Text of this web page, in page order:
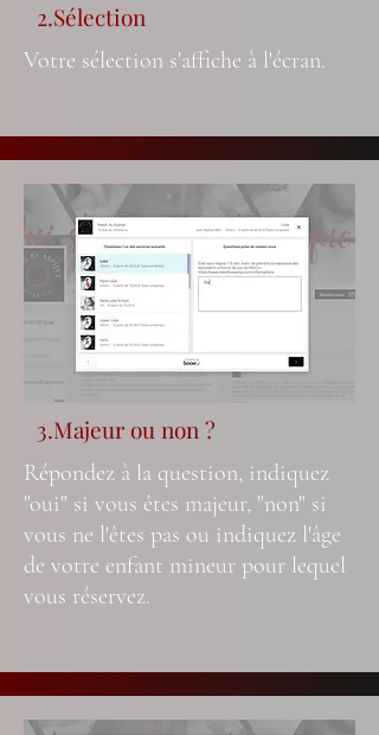
2.Sélection
Votre sélection s'affiche à l'écran.
3.Majeur ou non ?
Répondez à la question, indiquez
"oui" si vous êtes majeur, "non" si
vous ne l'êtes pas ou indiquez l'âge
de votre enfant mineur pour lequel
vous réservez.